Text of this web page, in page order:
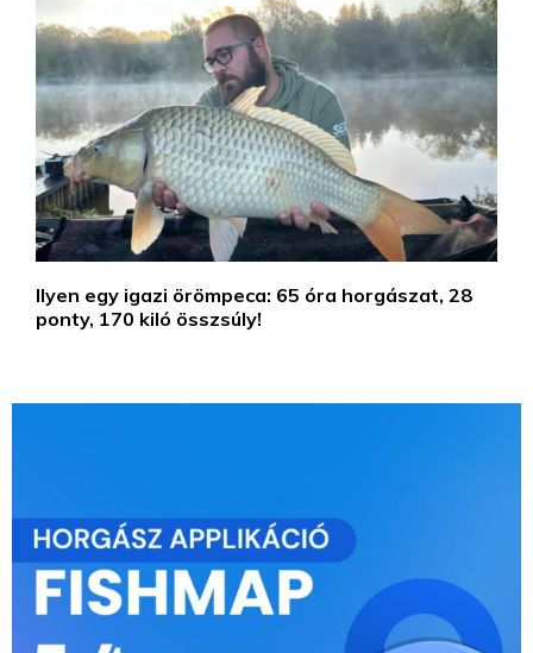
Ilyen egy igazi örömpeca: 65 óra horgászat, 28
ponty, 170 kiló összsúly!